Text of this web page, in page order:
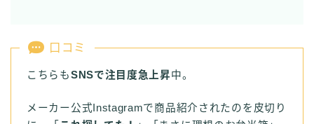
口コミ
こちらもSNSで注目度急上昇中。
メーカー公式Instagramで商品紹介されたのを皮切り